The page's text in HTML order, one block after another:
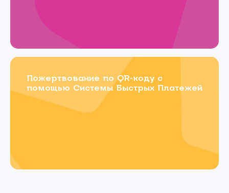
Пожертвование по QR-коду с
помощью Системы Быстрых Платежей